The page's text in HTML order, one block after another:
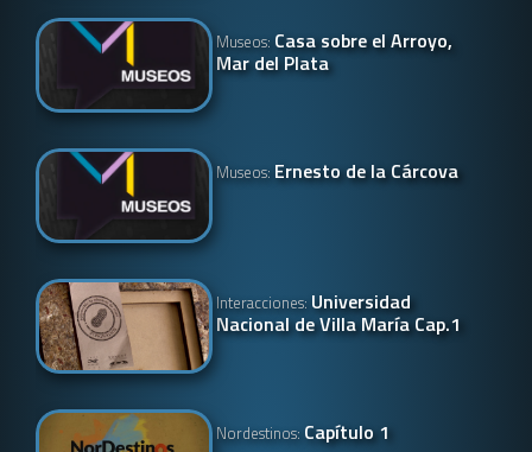
Museos: Casa sobre el Arroyo,
Mar del Plata
Museos: Ernesto de la Cárcova
Interacciones: Universidad
Nacional de Villa María Cap.1
Nordestinos: Capítulo 1